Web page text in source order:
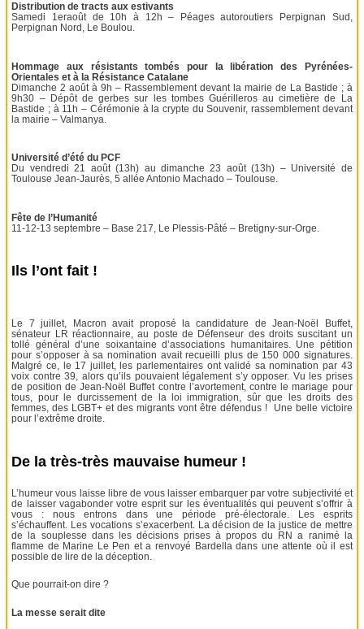
Distribution de tracts aux estivants
Samedi 1eraoût de 10h à 12h – Péages autoroutiers Perpignan Sud,
Perpignan Nord, Le Boulou.
Hommage aux résistants tombés pour la libération des Pyrénées-
Orientales et à la Résistance Catalane
Dimanche 2 août à 9h – Rassemblement devant la mairie de La Bastide ; à
9h30 – Dépôt de gerbes sur les tombes Guérilleros au cimetière de La
Bastide ; à 11h – Cérémonie à la crypte du Souvenir, rassemblement devant
la mairie – Valmanya.
Université d’été du PCF
Du vendredi 21 août (13h) au dimanche 23 août (13h) – Université de
Toulouse Jean-Jaurès, 5 allée Antonio Machado – Toulouse.
Fête de l’Humanité
11-12-13 septembre – Base 217, Le Plessis-Pâté – Bretigny-sur-Orge.
Ils l’ont fait !
Le 7 juillet, Macron avait proposé la candidature de Jean-Noël Buffet,
sénateur LR réactionnaire, au poste de Défenseur des droits suscitant un
tollé général d’une soixantaine d’associations humanitaires. Une pétition
pour s’opposer à sa nomination avait recueilli plus de 150 000 signatures.
Malgré ce, le 17 juillet, les parlementaires ont validé sa nomination par 43
voix contre 39, alors qu’ils pouvaient légalement s’y opposer. Vu les prises
de position de Jean-Noël Buffet contre l’avortement, contre le mariage pour
tous, pour le durcissement de la loi immigration, sûr que les droits des
femmes, des LGBT+ et des migrants vont être défendus ! Une belle victoire
pour l’extrême droite.
De la très-très mauvaise humeur !
L’humeur vous laisse libre de vous laisser embarquer par votre subjectivité et
de laisser vagabonder votre esprit sur les éventualités qui peuvent s’offrir à
vous : nous entrons dans une période pré-électorale. Les esprits
s’échauffent. Les vocations s’exacerbent. La décision de la justice de mettre
de la souplesse dans les décisions prises à propos du RN a ranimé la
flamme de Marine Le Pen et a renvoyé Bardella dans une attente où il est
possible de lire de la déception.
Que pourrait-on dire ?
La messe serait dite